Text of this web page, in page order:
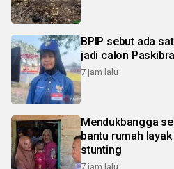
BPIP sebut ada
jadi calon
7 jam lalu
Mendukbangga
bantu rumah
stunting
7 jam lalu